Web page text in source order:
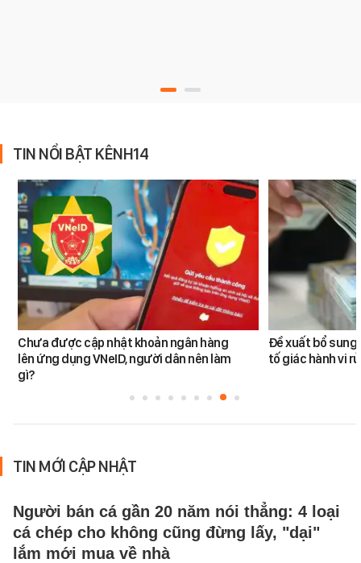
TIN NỔI BẬT KÊNH14
Chưa được cập nhật khoản ngân hàng
lên ứng dụng VNeID, người dân nên làm
gì?
Đề xuất bổ
tố giác hành vi
TIN MỚI CẬP NHẬT
Người bán cá gần 20 năm nói thẳng: 4 loại
cá chép cho không cũng đừng lấy, "dại"
lắm mới mua về nhà